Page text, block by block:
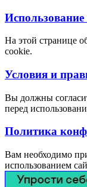
Использование
На этой странице
cookie.
Условия и
Вы должны
перед
Политика
Вам необходимо
использованием